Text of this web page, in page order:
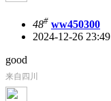
48# ww450300
2024-12-26 23:49
good
来自四川